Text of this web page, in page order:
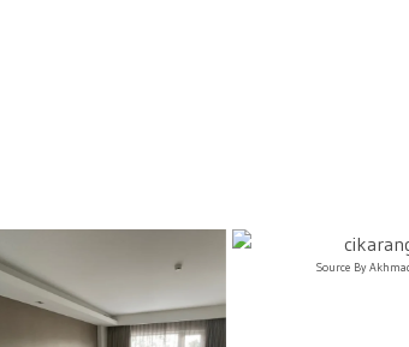
Source By Akhmad Aminullah